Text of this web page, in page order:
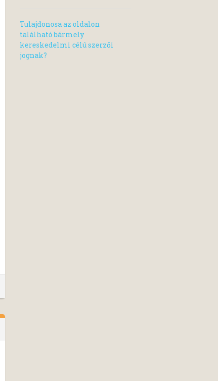
Tulajdonosa az oldalon
található bármely
kereskedelmi célú szerzői
jognak?